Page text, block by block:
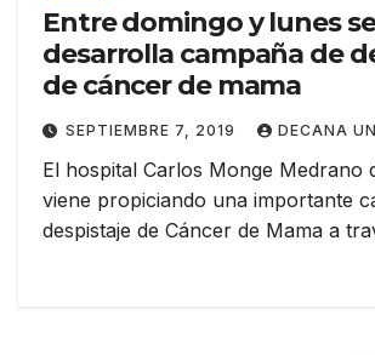
Entre domingo y lunes se
desarrolla campaña de
de cáncer de mama
SEPTIEMBRE 7, 2019 DECANA
El hospital Carlos Monge Medrano
viene propiciando una importante
despistaje de Cáncer de Mama a